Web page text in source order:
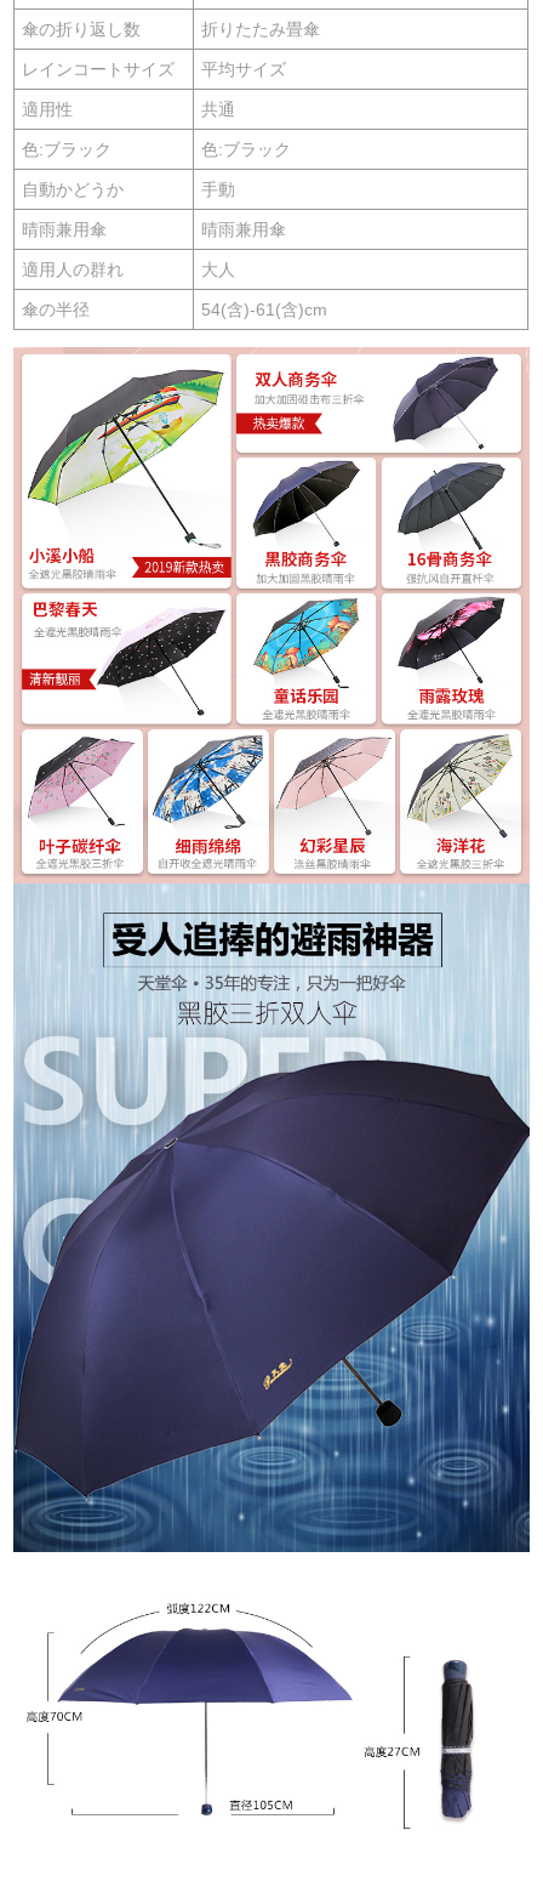
傘の折り返し数 折りたたみ畳傘
レインコートサイズ 平均サイズ
適用性 共通
色:ブラック 色:ブラック
自動かどうか 手動
晴雨兼用傘 晴雨兼用傘
適用人の群れ 大人
傘の半径 54(含)-61(含)cm